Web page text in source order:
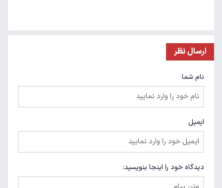
ارسال نظر
نام شما
ایمیل
دیدگاه خود را اینجا بنویسید: